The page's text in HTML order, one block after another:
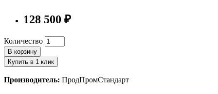
128 500 ₽
Количество
В корзину
Купить в 1 клик
Производитель: ПродПромСтандарт